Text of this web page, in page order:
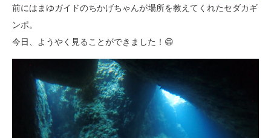
前にはまゆガイドのちかげちゃんが場所を教えてくれたセダカギ
ンポ。
今日、ようやく見ることができました！😄